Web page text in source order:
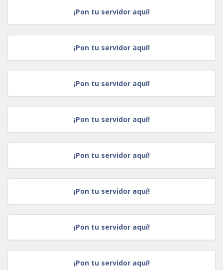
¡Pon tu servidor aquí!
¡Pon tu servidor aquí!
¡Pon tu servidor aquí!
¡Pon tu servidor aquí!
¡Pon tu servidor aquí!
¡Pon tu servidor aquí!
¡Pon tu servidor aquí!
¡Pon tu servidor aquí!